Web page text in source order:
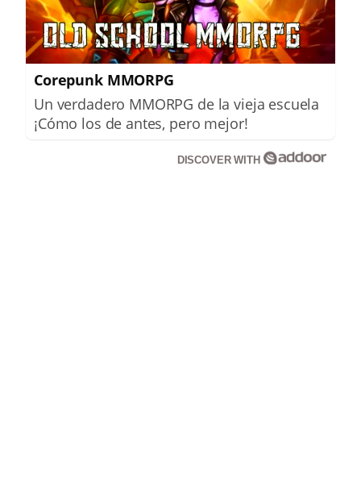
Corepunk MMORPG
Un verdadero MMORPG de la vieja escuela
¡Cómo los de antes, pero mejor!
DISCOVER WITH